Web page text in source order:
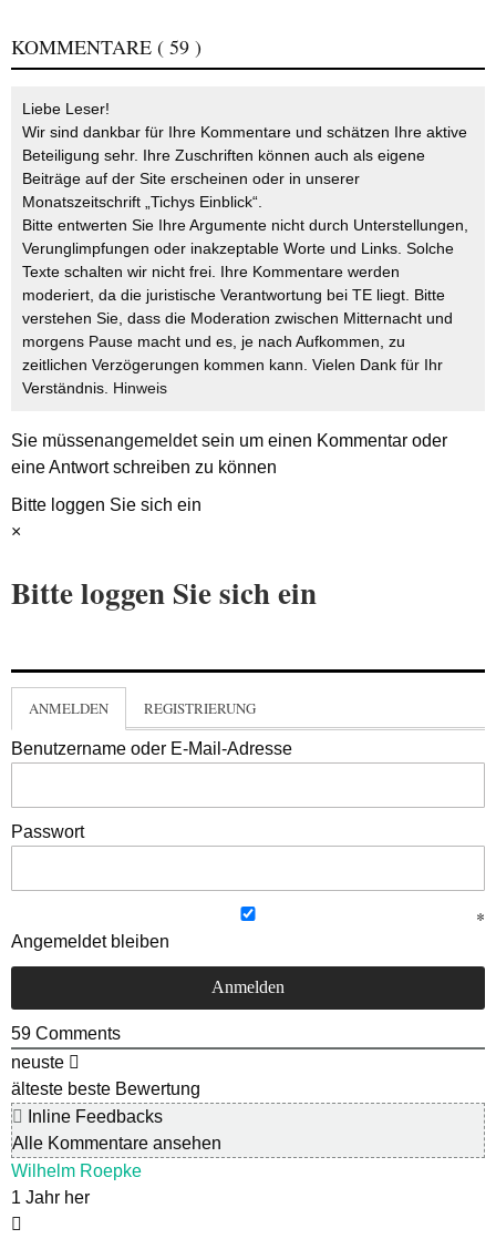
KOMMENTARE ( 59 )
Liebe Leser!
Wir sind dankbar für Ihre Kommentare und schätzen Ihre aktive
Beteiligung sehr. Ihre Zuschriften können auch als eigene
Beiträge auf der Site erscheinen oder in unserer
Monatszeitschrift „Tichys Einblick“.
Bitte entwerten Sie Ihre Argumente nicht durch Unterstellungen,
Verunglimpfungen oder inakzeptable Worte und Links. Solche
Texte schalten wir nicht frei. Ihre Kommentare werden
moderiert, da die juristische Verantwortung bei TE liegt. Bitte
verstehen Sie, dass die Moderation zwischen Mitternacht und
morgens Pause macht und es, je nach Aufkommen, zu
zeitlichen Verzögerungen kommen kann. Vielen Dank für Ihr
Verständnis. Hinweis
Sie müssenangemeldetsein um einen Kommentar oder
eine Antwort schreiben zu können
Bitte loggen Sie sich ein
×
Bitte loggen Sie sich ein
ANMELDEN REGISTRIERUNG
Benutzername oder E-Mail-Adresse
Passwort
Angemeldet bleiben
59 Comments
neuste
älteste beste Bewertung
Inline Feedbacks
Alle Kommentare ansehen
Wilhelm Roepke
1 Jahr her